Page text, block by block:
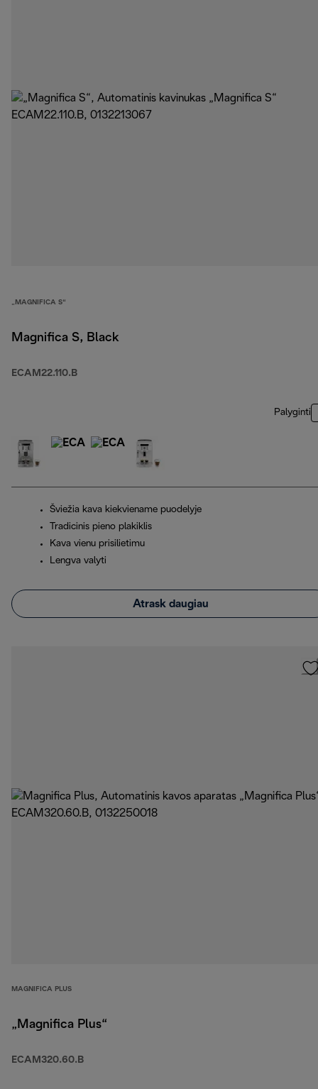
„MAGNIFICA S“
Magnifica S, Black
ECAM22.110.B
Palyginti
Šviežia kava kiekviename puodelyje
Tradicinis pieno plakiklis
Kava vienu prisilietimu
Lengva valyti
Atrask daugiau
MAGNIFICA PLUS
„Magnifica Plus“
ECAM320.60.B